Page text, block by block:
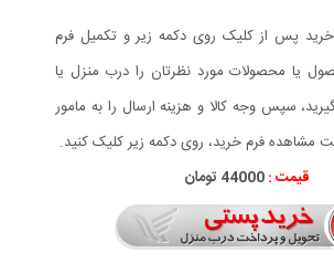
پس از کلیک روی دکمه زیر و تکمیل فرم
یا محصولات مورد نظرتان را درب منزل یا
سپس وجه کالا و هزینه ارسال را به مامور
مشاهده فرم خرید، روی دکمه زیر کلیک کنید.
قیمت :44000 تومان